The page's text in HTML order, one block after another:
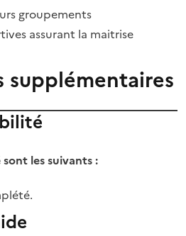
groupements
assurant la maitrise
les suivants :